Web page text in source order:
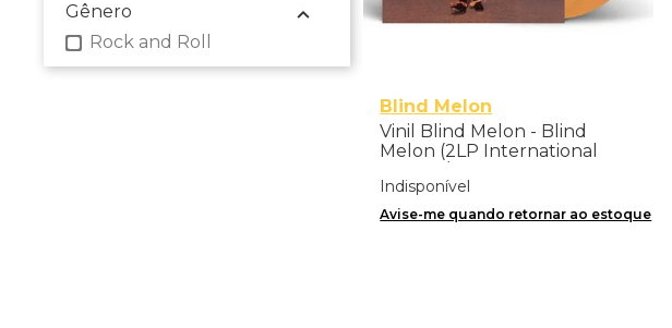
Gênero
Rock and Roll
Blind Melon
Vinil Blind Melon - Blind
Melon (2LP International
Importado
Indisponível
Avise-me quando retornar ao estoque